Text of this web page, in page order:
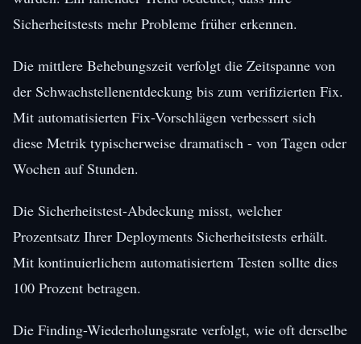
Sicherheitstests mehr Probleme früher erkennen.
Die mittlere Behebungszeit verfolgt die Zeitspanne von
der Schwachstellenentdeckung bis zum verifizierten Fix.
Mit automatisierten Fix-Vorschlägen verbessert sich
diese Metrik typischerweise dramatisch - von Tagen oder
Wochen auf Stunden.
Die Sicherheitstest-Abdeckung misst, welcher
Prozentsatz Ihrer Deployments Sicherheitstests erhält.
Mit kontinuierlichem automatisiertem Testen sollte dies
100 Prozent betragen.
Die Finding-Wiederholungsrate verfolgt, wie oft derselbe